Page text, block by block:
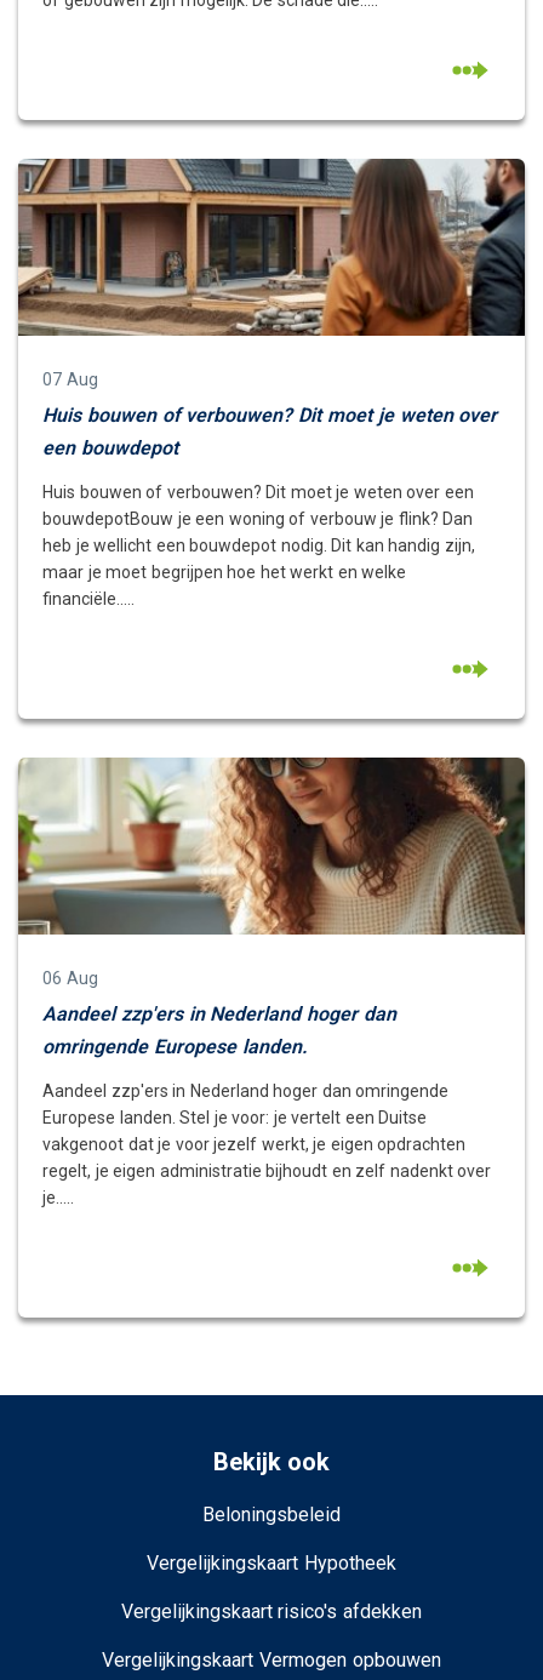
07 Aug
Huis bouwen of verbouwen? Dit moet je weten over
een bouwdepot
Huis bouwen of verbouwen? Dit moet je weten over een
bouwdepotBouw je een woning of verbouw je flink? Dan
heb je wellicht een bouwdepot nodig. Dit kan handig zijn,
maar je moet begrijpen hoe het werkt en welke
financiële.....
06 Aug
Aandeel zzp'ers in Nederland hoger dan
omringende Europese landen.
Aandeel zzp'ers in Nederland hoger dan omringende
Europese landen. Stel je voor: je vertelt een Duitse
vakgenoot dat je voor jezelf werkt, je eigen opdrachten
regelt, je eigen administratie bijhoudt en zelf nadenkt over
je.....
Bekijk ook
Beloningsbeleid
Vergelijkingskaart Hypotheek
Vergelijkingskaart risico's afdekken
Vergelijkingskaart Vermogen opbouwen